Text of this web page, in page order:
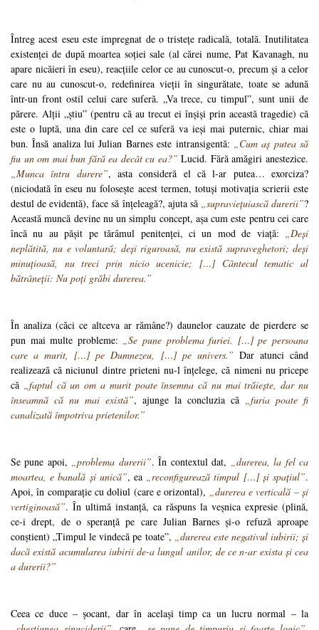
Întreg acest eseu este impregnat de o tristețe radicală, totală. Inutilitatea
existenței de după moartea soției sale (al cărei nume, Pat Kavanagh, nu
apare nicăieri în eseu), reacțiile celor ce au cunoscut-o, precum și a celor
care nu au cunoscut-o, redefinirea vieții în singurătate, toate se adună
într-un front ostil celui care suferă. „Va trece, cu timpul”, sunt unii de
părere. Alții „știu” (pentru că au trecut ei înșiși prin această tragedie) că
este o luptă, una din care cel ce suferă va ieși mai puternic, chiar mai
bun. Însă analiza lui Julian Barnes este intransigentă: „Cum aș putea să
fiu un om mai bun fără ea decât cu ea?” Lucid. Fără amăgiri anestezice.
„Munca întru durere”, asta consideră el că l-ar putea… exorciza?
(niciodată în eseu nu folosește acest termen, totuși motivația scrierii este
destul de evidentă), face să înțeleagă?, ajuta să „supraviețuiască durerii”?
Această muncă devine nu un simplu concept, așa cum este pentru cei care
încă nu au pășit pe tărâmul penitenței, ci un mod de viață: „Deși
neplătită, nu e voluntară; deși riguroasă, nu există supraveghetori; deși
minuțioasă, nu treci prin nicio ucenicie; […] Cântecul tematic al
bătrâneții: Nu poți grăbi durerea.”
În analiza (căci ce altceva ar rămâne?) daunelor cauzate de pierdere se
pun mai multe probleme: „Se pune problema furiei. […] pe persoana
care a murit, […] pe Dumnezeu, […] pe univers.” Dar atunci când
realizează că niciunul dintre prieteni nu-l înțelege, că nimeni nu pricepe
că „faptul că un om a murit poate însemna că nu mai trăiește, dar nu
înseamnă că nu mai există”, ajunge la concluzia că „furia poate fi
canalizată împotriva prietenilor.”
Se pune apoi, „problema durerii”. În contextul dat, „durerea, la fel ca
moartea, e banală și unică”, ea „reconfigurează timpul […] și spațiul”.
Apoi, în comparație cu doliul (care e orizontal), „durerea e verticală – și
vertiginoasă”. În ultimă instanță, ca răspuns la veșnica expresie (plină,
ce-i drept, de o speranță pe care Julian Barnes și-o refuză aproape
conștient) „Timpul le vindecă pe toate”, „durerea este negativul iubirii; și
dacă există acumularea iubirii de-a lungul anilor, de ce n-ar exista și cea
a durerii?”
Ceea ce duce – șocant, dar în același timp ca un lucru normal – la